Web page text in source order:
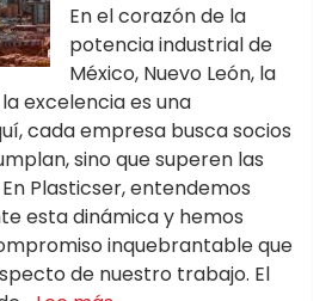
En el corazón de la
potencia industrial de
México, Nuevo León, la
excelencia es una
cada empresa busca socios
sino que superen las
Plasticser, entendemos
esta dinámica y hemos
inquebrantable que
de nuestro trabajo. El